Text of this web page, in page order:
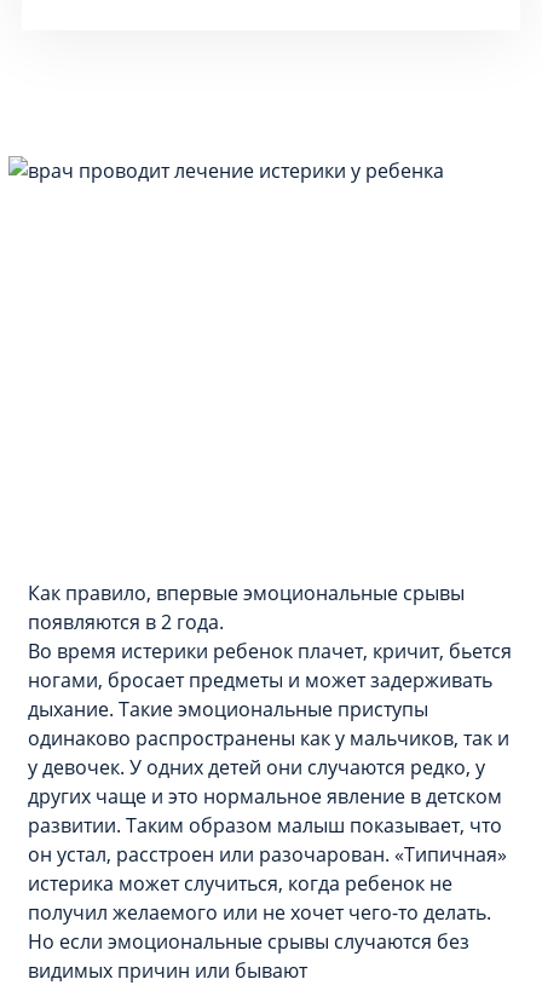
Как правило, впервые эмоциональные срывы
появляются в 2 года.
Во время истерики ребенок плачет, кричит, бьется
ногами, бросает предметы и может задерживать
дыхание. Такие эмоциональные приступы
одинаково распространены как у мальчиков, так и
у девочек. У одних детей они случаются редко, у
других чаще и это нормальное явление в детском
развитии. Таким образом малыш показывает, что
он устал, расстроен или разочарован. «Типичная»
истерика может случиться, когда ребенок не
получил желаемого или не хочет чего-то делать.
Но если эмоциональные срывы случаются без
видимых причин или бывают